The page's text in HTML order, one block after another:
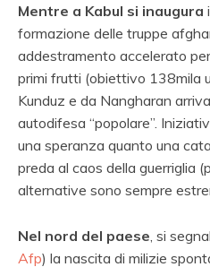
Mentre a Kabul si inaugura
formazione delle truppe
addestramento accelerato
primi frutti (obiettivo 138mila
Kunduz e da Nangharan
autodifesa “popolare”.
una speranza quanto una
preda al caos della guerriglia
alternative sono sempre
Nel nord del paese , si
Afp) la nascita di milizie